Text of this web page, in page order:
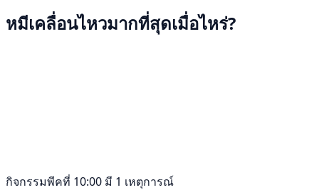
หมีเคลื่อนไหวมากที่สุดเมื่อไหร่?
กิจกรรมพีคที่ 10:00 มี 1 เหตุการณ์